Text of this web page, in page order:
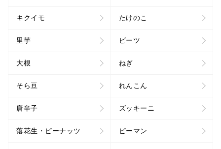
キクイモ たけのこ
里芋 ビーツ
大根 ねぎ
そら豆 れんこん
唐辛子 ズッキーニ
落花生・ピーナッツ ピーマン